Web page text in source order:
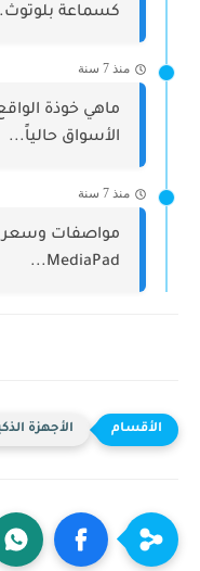
كسماعة
منذ 7 سنة
ماهي خوذة
الأسواق حالياً...
منذ 7 سنة
MediaPad...
الأجهزة